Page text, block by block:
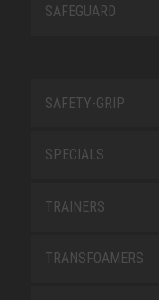
SAFEGUARD
SAFETY-GRIP
SPECIALS
TRAINERS
TRANSFOAMERS